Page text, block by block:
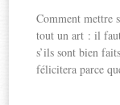
Comment mettre
tout un art : il
s’ils sont bien
félicitera parce